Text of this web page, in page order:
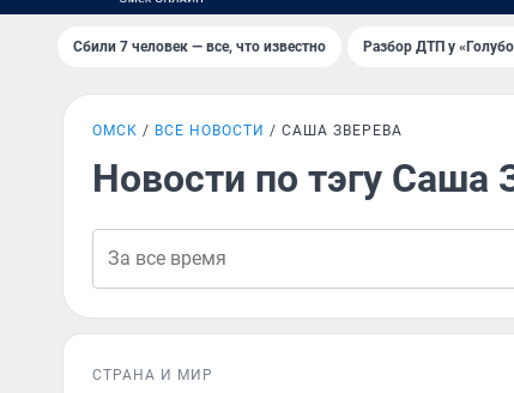
Сбили 7 человек — все, что известно Разбор ДТП у
ОМСК ВСЕ НОВОСТИ САША ЗВЕРЕВА
Новости по тэгу Саша
СТРАНА И МИР